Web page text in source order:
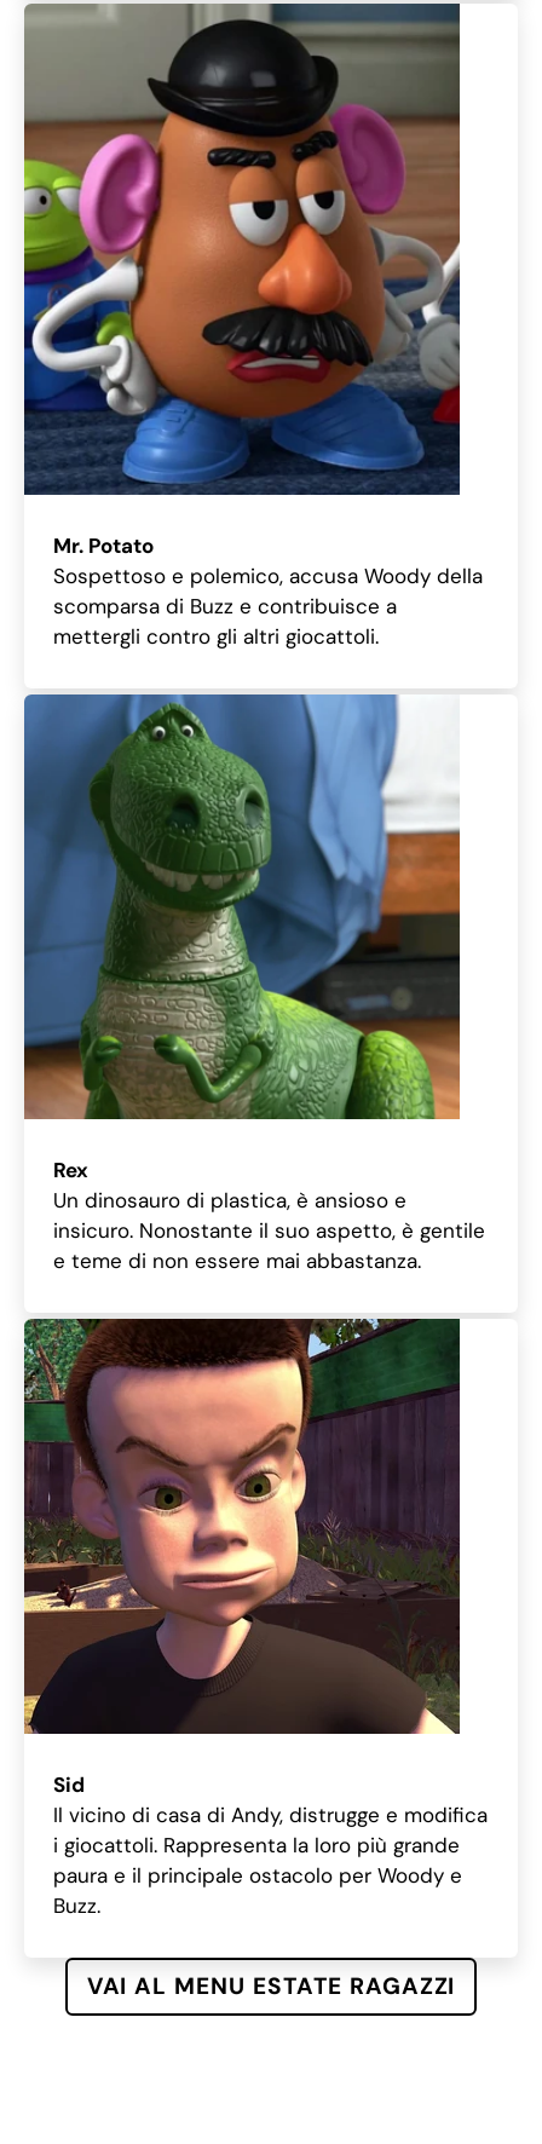
Mr. Potato
Sospettoso e polemico, accusa Woody della
scomparsa di Buzz e contribuisce a
mettergli contro gli altri giocattoli.
Rex
Un dinosauro di plastica, è ansioso e
insicuro. Nonostante il suo aspetto, è gentile
e teme di non essere mai abbastanza.
Sid
Il vicino di casa di Andy, distrugge e modifica
i giocattoli. Rappresenta la loro più grande
paura e il principale ostacolo per Woody e
Buzz.
VAI AL MENU ESTATE RAGAZZI